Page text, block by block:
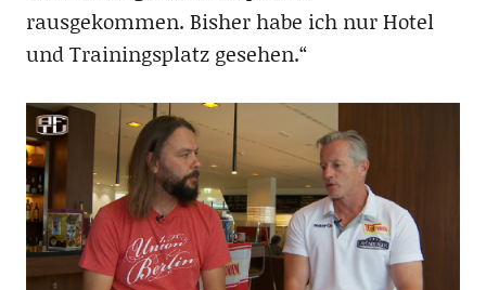
rausgekommen. Bisher habe ich nur Hotel
und Trainingsplatz gesehen.“